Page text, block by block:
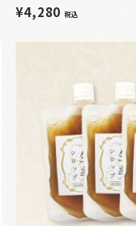
¥4,280 税込